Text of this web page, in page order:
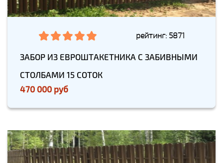
рейтинг: 5871
ЗАБОР ИЗ ЕВРОШТАКЕТНИКА С ЗАБИВНЫМИ
СТОЛБАМИ 15 СОТОК
470 000 руб